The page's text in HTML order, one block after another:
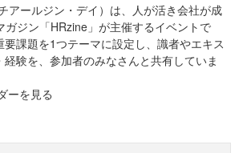
アールジン・デイ）は、人が活き会社が成
ガジン「HRzine」が主催するイベントで
課題を1つテーマに設定し、識者やエキス
験を、参加者のみなさんと共有していま
ーを見る